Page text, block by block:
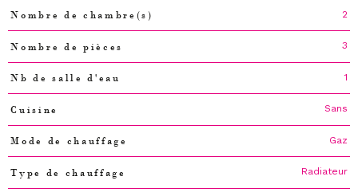
Nombre de chambre(s) 2
Nombre de pièces 3
Nb de salle d'eau 1
Cuisine Sans
Mode de chauffage Gaz
Type de chauffage Radiateur